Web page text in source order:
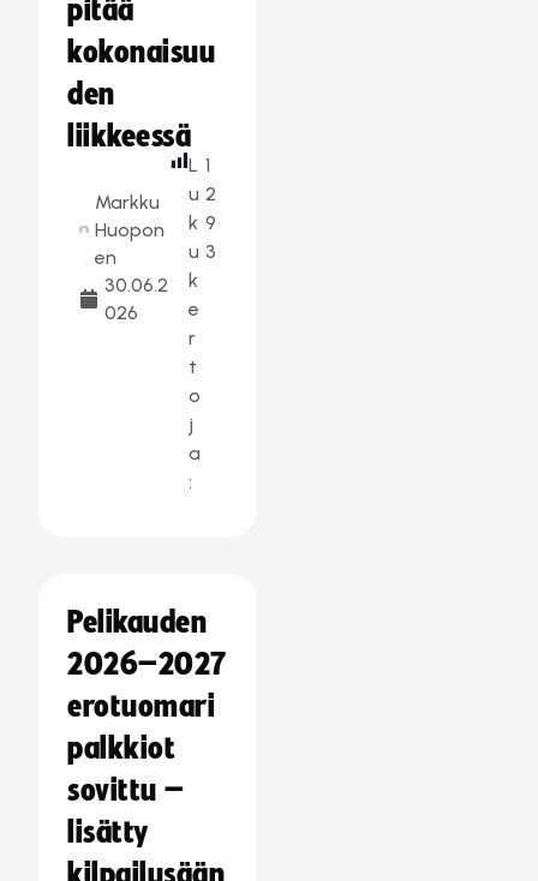
pitää
kokonaisuu
den
liikkeessä
Markku
Huopon
en
30.06.2
026
L
u
k
u
k
e
r
t
o
j
a
:
1
2
9
3
Pelikauden
2026–2027
erotuomari
palkkiot
sovittu –
lisätty